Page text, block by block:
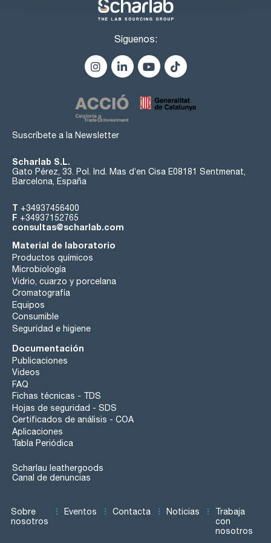
Síguenos:
Suscríbete a la Newsletter
Scharlab S.L.
Gato Pérez, 33. Pol. Ind. Mas d’en Cisa E08181 Sentmenat,
Barcelona, España
T +34937456400
F +34937152765
consultas@scharlab.com
Material de laboratorio
Productos químicos
Microbiología
Vidrio, cuarzo y porcelana
Cromatografía
Equipos
Consumible
Seguridad e higiene
Documentación
Publicaciones
Videos
FAQ
Fichas técnicas - TDS
Hojas de seguridad - SDS
Certificados de análisis - COA
Aplicaciones
Tabla Periódica
Scharlau leathergoods
Canal de denuncias
Sobre
nosotros
Eventos Contacta Noticias
Trabaja
con
nosotros